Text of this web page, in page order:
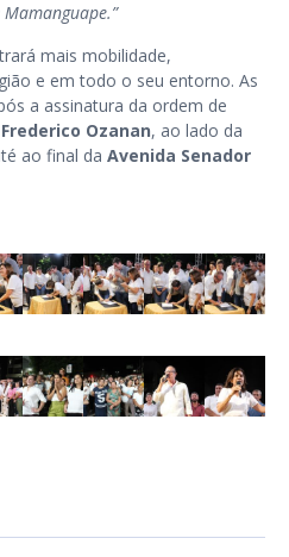
mais mobilidade,
e em todo o seu entorno. As
a assinatura da ordem de
Ozanan, ao lado da
ao final da Avenida Senador